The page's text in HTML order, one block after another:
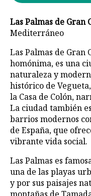
Las Palmas de Gran
Mediterráneo
Las Palmas de Gran
homónima, es una
naturaleza y
histórico de
la Casa de Colón,
La ciudad también
barrios modernos
de España, que
vibrante vida social.
Las Palmas es
una de las playas
y por sus paisajes